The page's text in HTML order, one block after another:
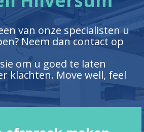
van onze specialisten u
Neem dan contact op
om u goed te laten
klachten. Move well, feel